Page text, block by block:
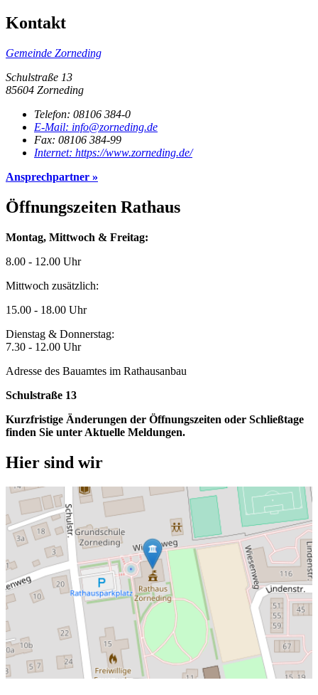
Kontakt
Gemeinde Zorneding
Schulstraße 13
85604 Zorneding
Telefon: 08106 384-0
E-Mail: info@zorneding.de
Fax: 08106 384-99
Internet: https://www.zorneding.de/
Ansprech­partner »
Öffnungs­zeiten Rathaus
Montag, Mittwoch & Freitag:
8.00 - 12.00 Uhr
Mittwoch zusätzlich:
15.00 - 18.00 Uhr
Dienstag & Donnerstag:
7.30 - 12.00 Uhr
Adresse des Bauamtes im Rathausanbau
Schulstraße 13
Kurzfristige Änderungen der Öffnungszeiten oder Schließtage
finden Sie unter Aktuelle Meldungen.
Hier sind wir